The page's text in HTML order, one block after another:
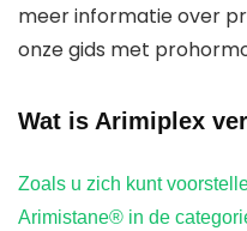
meer informatie over
onze gids met
Wat is Arimiplex
Zoals u zich kunt
Arimistane® in de